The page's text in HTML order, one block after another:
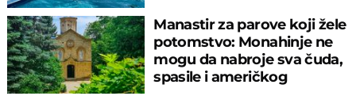
Manastir za parove koji žele
potomstvo: Monahinje ne
mogu da nabroje sva čuda,
spasile i američkog